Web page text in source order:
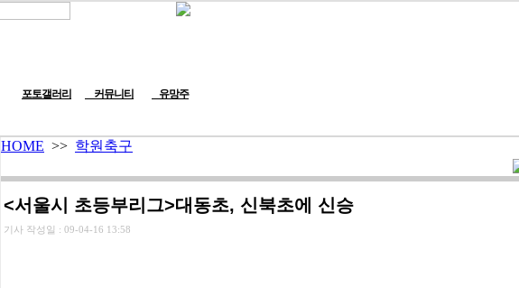
포토갤러리 커뮤니티 유망주
HOME >> 학원축구
<서울시 초등부리그>대동초, 신북초에 신승
기사 작성일 : 09-04-16 13:58